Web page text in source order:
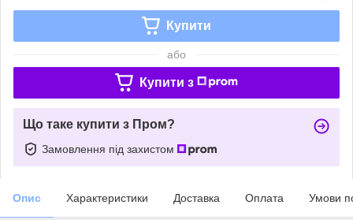
Купити
або
Купити з
Що таке купити з Пром?
Замовлення під захистом
Опис Характеристики Доставка Оплата Умови